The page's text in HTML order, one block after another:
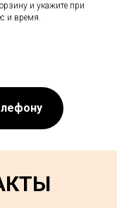
и укажите при
и время.